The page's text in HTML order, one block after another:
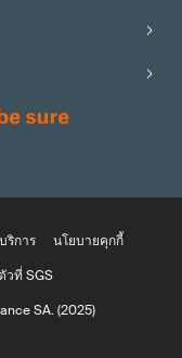
ริการ
นโยบายคุกกี้
วที่ SGS
SA. (2025)